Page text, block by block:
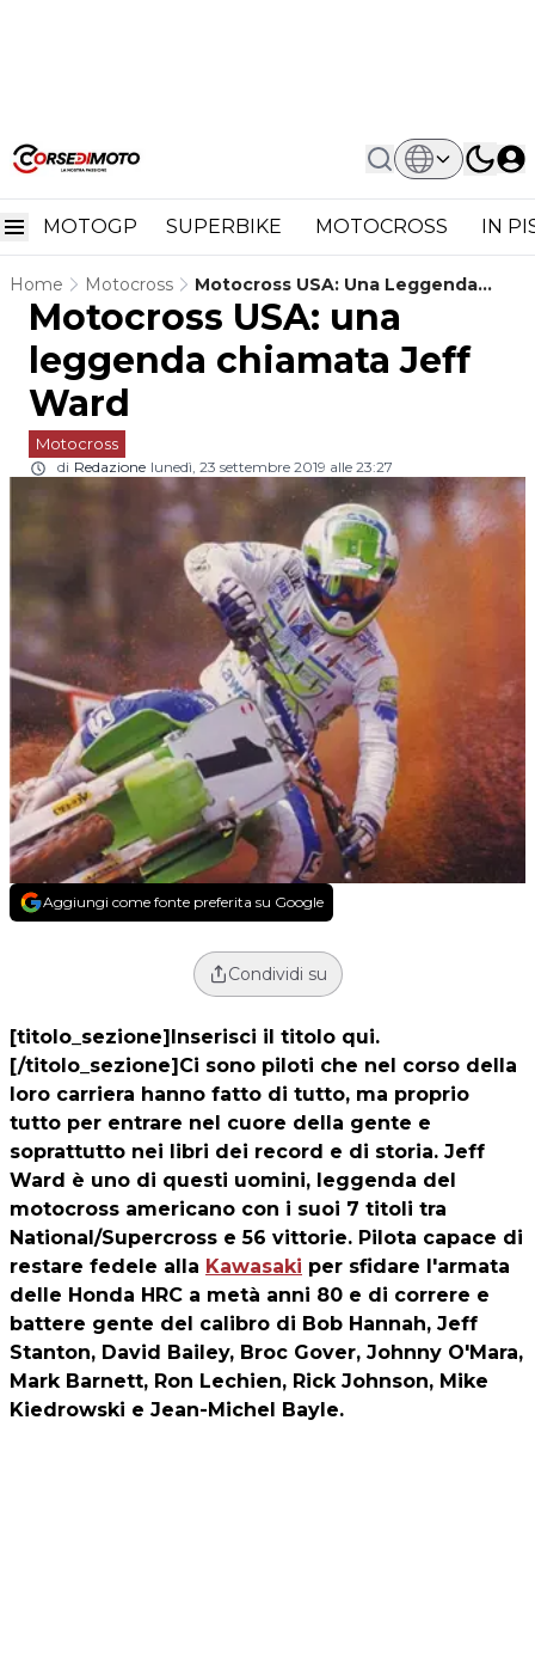
MOTOGP SUPERBIKE MOTOCROSS IN
Home Motocross
Motocross USA: Una Leggenda
Chiamata Jeff Ward
Motocross USA: una
leggenda chiamata Jeff
Ward
Motocross
di Redazione lunedì, 23 settembre 2019 alle 23:27
Aggiungi come fonte preferita su Google
Condividi su
[titolo_sezione]Inserisci il titolo qui.
[/titolo_sezione]Ci sono piloti che nel corso della
loro carriera hanno fatto di tutto, ma proprio
tutto per entrare nel cuore della gente e
soprattutto nei libri dei record e di storia. Jeff
Ward è uno di questi uomini, leggenda del
motocross americano con i suoi 7 titoli tra
National/Supercross e 56 vittorie. Pilota capace di
restare fedele alla Kawasaki per sfidare l'armata
delle Honda HRC a metà anni 80 e di correre e
battere gente del calibro di Bob Hannah, Jeff
Stanton, David Bailey, Broc Gover, Johnny O'Mara,
Mark Barnett, Ron Lechien, Rick Johnson, Mike
Kiedrowski e Jean-Michel Bayle.